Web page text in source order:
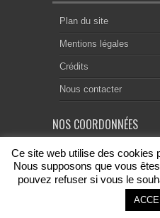
Plan du site
Mentions légales
Crédits
Nous contacter
NOS COORDONNÉES
Centre Notarial de
18, rue Chevreul
69007 Lyon
contact@acenode.eu
Ce site web utilise des cookies
Nous supposons que vous
pouvez refuser si vous le